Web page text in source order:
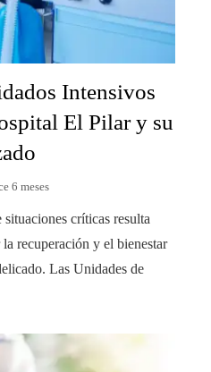
Intensivos
El Pilar y su
6 meses
críticas resulta
recuperación y el bienestar
Las Unidades de